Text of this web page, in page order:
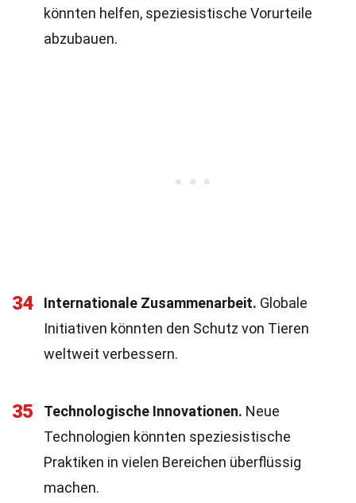
könnten helfen, speziesistische Vorurteile
abzubauen.
34 Internationale Zusammenarbeit. Globale
Initiativen könnten den Schutz von Tieren
weltweit verbessern.
35 Technologische Innovationen. Neue
Technologien könnten speziesistische
Praktiken in vielen Bereichen überflüssig
machen.